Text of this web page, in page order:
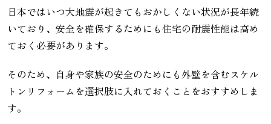
日本ではいつ大地震が起きてもおかしくない状況が長年続
いており、安全を確保するためにも住宅の耐震性能は高め
ておく必要があります。
そのため、自身や家族の安全のためにも外壁を含むスケル
トンリフォームを選択肢に入れておくことをおすすめしま
す。